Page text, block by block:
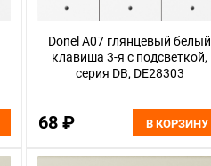
Donel A07 глянцевый белый
клавиша 3-я с подсветкой,
серия DB, DE28303
68 ₽ В КОРЗИНУ